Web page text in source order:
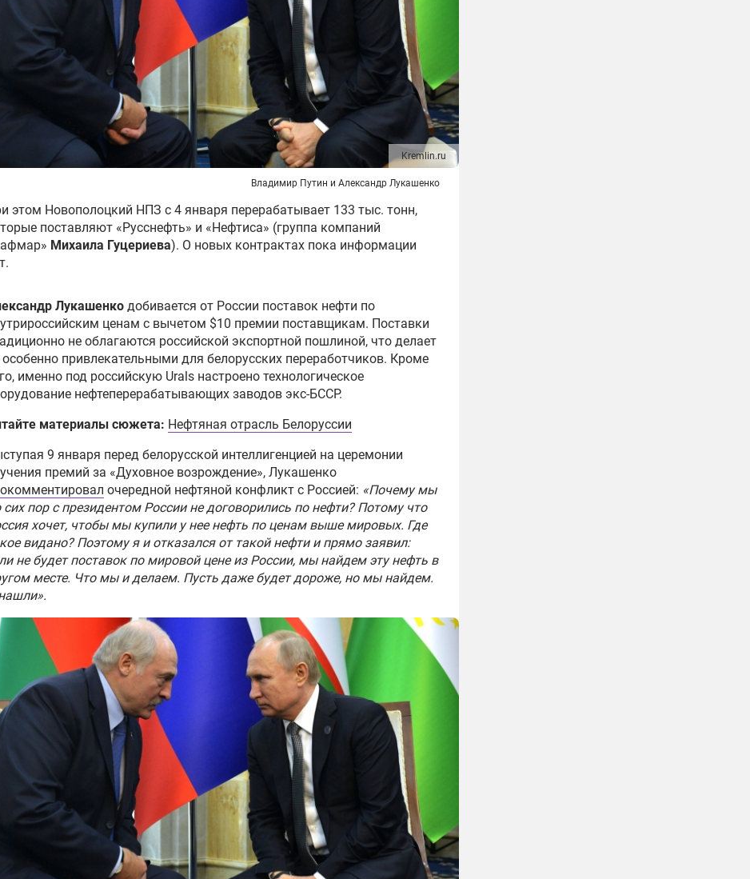
Kremlin.ru
Владимир Путин и Александр Лукашенко
этом Новополоцкий НПЗ с 4 января перерабатывает 133 тыс. тонн,
поставляют «Русснефть» и «Нефтиса» (группа компаний
Михаила Гуцериева). О новых контрактах пока информации
Лукашенко добивается от России поставок нефти по
ценам с вычетом $10 премии поставщикам. Поставки
не облагаются российской экспортной пошлиной, что делает
особенно привлекательными для белорусских переработчиков. Кроме
именно под российскую Urals настроено технологическое
нефтеперерабатывающих заводов экс-БССР.
материалы сюжета: Нефтяная отрасль Белоруссии
9 января перед белорусской интеллигенцией на церемонии
премий за «Духовное возрождение», Лукашенко
очередной нефтяной конфликт с Россией: «Почему мы
сих пор с президентом России не договорились по нефти? Потому что
хочет, чтобы мы купили у нее нефть по ценам выше мировых. Где
видано? Поэтому я и отказался от такой нефти и прямо заявил:
не будет поставок по мировой цене из России, мы найдем эту нефть в
месте. Что мы и делаем. Пусть даже будет дороже, но мы найдем.
.